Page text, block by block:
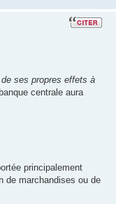
ses propres effets à
centrale aura
principalement
de marchandises ou de